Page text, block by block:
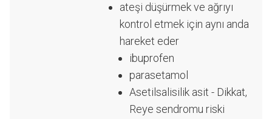
ateşi düşürmek ve ağrıyı
kontrol etmek için aynı anda
hareket eder
ibuprofen
parasetamol
Asetilsalisilik asit - Dikkat,
Reye sendromu riski